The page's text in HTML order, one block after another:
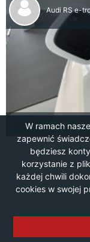
W ramach
zapewnić
będziesz
korzystanie z
każdej chwili
cookies w swojej
Audi RS e-
Audi e-